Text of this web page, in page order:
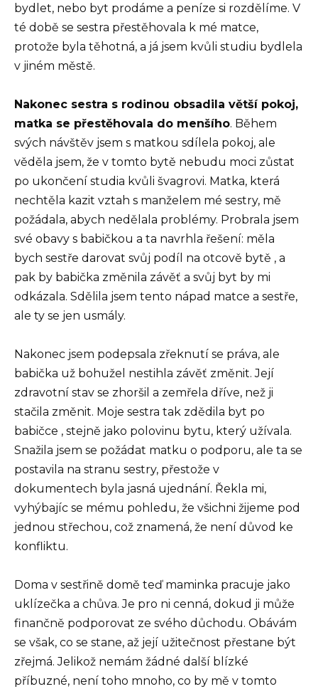
bydlet, nebo byt prodáme a peníze si rozdělíme. V
té době se sestra přestěhovala k mé matce,
protože byla těhotná, a já jsem kvůli studiu bydlela
v jiném městě.
Nakonec sestra s rodinou obsadila větší pokoj,
matka se přestěhovala do menšího. Během
svých návštěv jsem s matkou sdílela pokoj, ale
věděla jsem, že v tomto bytě nebudu moci zůstat
po ukončení studia kvůli švagrovi. Matka, která
nechtěla kazit vztah s manželem mé sestry, mě
požádala, abych nedělala problémy. Probrala jsem
své obavy s babičkou a ta navrhla řešení: měla
bych sestře darovat svůj podíl na otcově bytě , a
pak by babička změnila závěť a svůj byt by mi
odkázala. Sdělila jsem tento nápad matce a sestře,
ale ty se jen usmály.
Nakonec jsem podepsala zřeknutí se práva, ale
babička už bohužel nestihla závěť změnit. Její
zdravotní stav se zhoršil a zemřela dříve, než ji
stačila změnit. Moje sestra tak zdědila byt po
babičce , stejně jako polovinu bytu, který užívala.
Snažila jsem se požádat matku o podporu, ale ta se
postavila na stranu sestry, přestože v
dokumentech byla jasná ujednání. Řekla mi,
vyhýbajíc se mému pohledu, že všichni žijeme pod
jednou střechou, což znamená, že není důvod ke
konfliktu.
Doma v sestřině domě teď maminka pracuje jako
uklízečka a chůva. Je pro ni cenná, dokud ji může
finančně podporovat ze svého důchodu. Obávám
se však, co se stane, až její užitečnost přestane být
zřejmá. Jelikož nemám žádné další blízké
příbuzné, není toho mnoho, co by mě v tomto